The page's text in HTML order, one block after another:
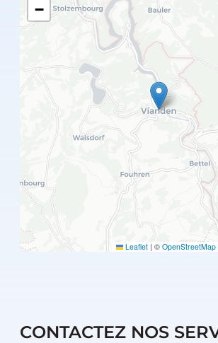
−
Leaflet | © OpenStreetMap
CONTACTEZ NOS